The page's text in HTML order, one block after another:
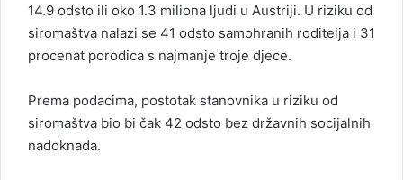
14.9 odsto ili oko 1.3 miliona ljudi u Austriji. U riziku od
siromaštva nalazi se 41 odsto samohranih roditelja i 31
procenat porodica s najmanje troje djece.
Prema podacima, postotak stanovnika u riziku od
siromaštva bio bi čak 42 odsto bez državnih socijalnih
nadoknada.